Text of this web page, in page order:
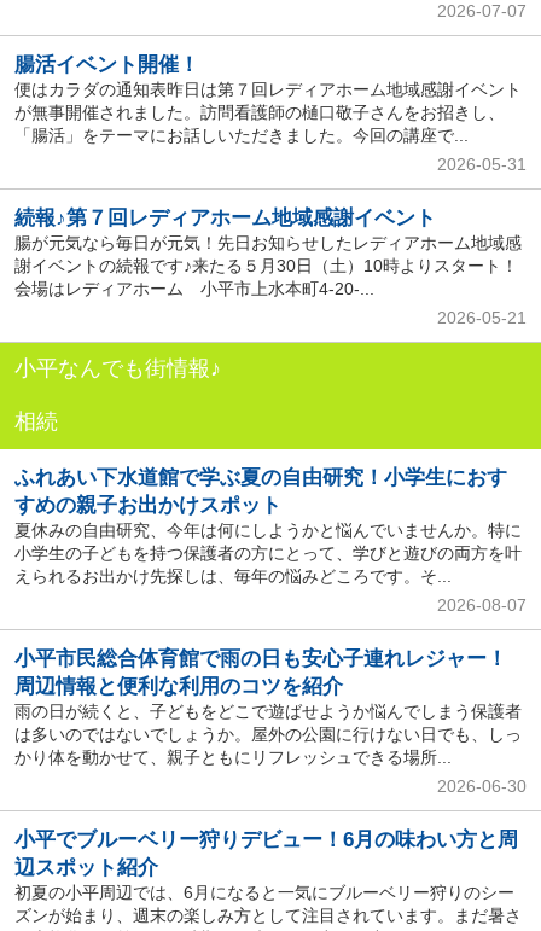
2026-07-07
腸活イベント開催！
便はカラダの通知表昨日は第７回レディアホーム地域感謝イベント
が無事開催されました。訪問看護師の樋口敬子さんをお招きし、
「腸活」をテーマにお話しいただきました。今回の講座で...
2026-05-31
続報♪第７回レディアホーム地域感謝イベント
腸が元気なら毎日が元気！先日お知らせしたレディアホーム地域感
謝イベントの続報です♪来たる５月30日（土）10時よりスタート！
会場はレディアホーム 小平市上水本町4-20-...
2026-05-21
小平なんでも街情報♪
相続
ふれあい下水道館で学ぶ夏の自由研究！小学生におす
すめの親子お出かけスポット
夏休みの自由研究、今年は何にしようかと悩んでいませんか。特に
小学生の子どもを持つ保護者の方にとって、学びと遊びの両方を叶
えられるお出かけ先探しは、毎年の悩みどころです。そ...
2026-08-07
小平市民総合体育館で雨の日も安心子連れレジャー！
周辺情報と便利な利用のコツを紹介
雨の日が続くと、子どもをどこで遊ばせようか悩んでしまう保護者
は多いのではないでしょうか。屋外の公園に行けない日でも、しっ
かり体を動かせて、親子ともにリフレッシュできる場所...
2026-06-30
小平でブルーベリー狩りデビュー！6月の味わい方と周
辺スポット紹介
初夏の小平周辺では、6月になると一気にブルーベリー狩りのシー
ズンが始まり、週末の楽しみ方として注目されています。まだ暑さ